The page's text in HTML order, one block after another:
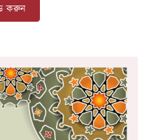
করুন